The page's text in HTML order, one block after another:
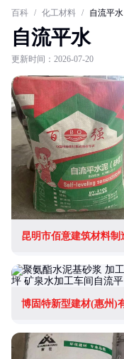
百科 / 化工材料 / 自流平水
自流平水
更新时间：2026-07-20